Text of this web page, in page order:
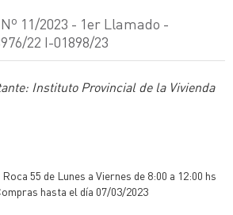
11/2023 - 1er Llamado -
22 I-01898/23
Instituto Provincial de la Vivienda
55 de Lunes a Viernes de 8:00 a 12:00 hs
hasta el día 07/03/2023